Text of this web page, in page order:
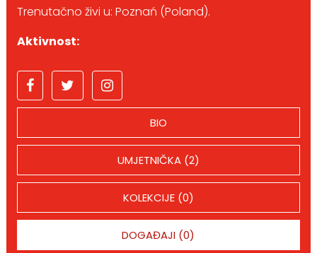
Trenutačno živi u: Poznań (Poland).
Aktivnost:
BIO
UMJETNIČKA (2)
KOLEKCIJE (0)
DOGAĐAJI (0)